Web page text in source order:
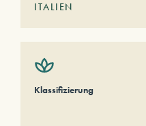
ITALIEN
Klassifizierung